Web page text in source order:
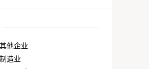
其他企业
制造业